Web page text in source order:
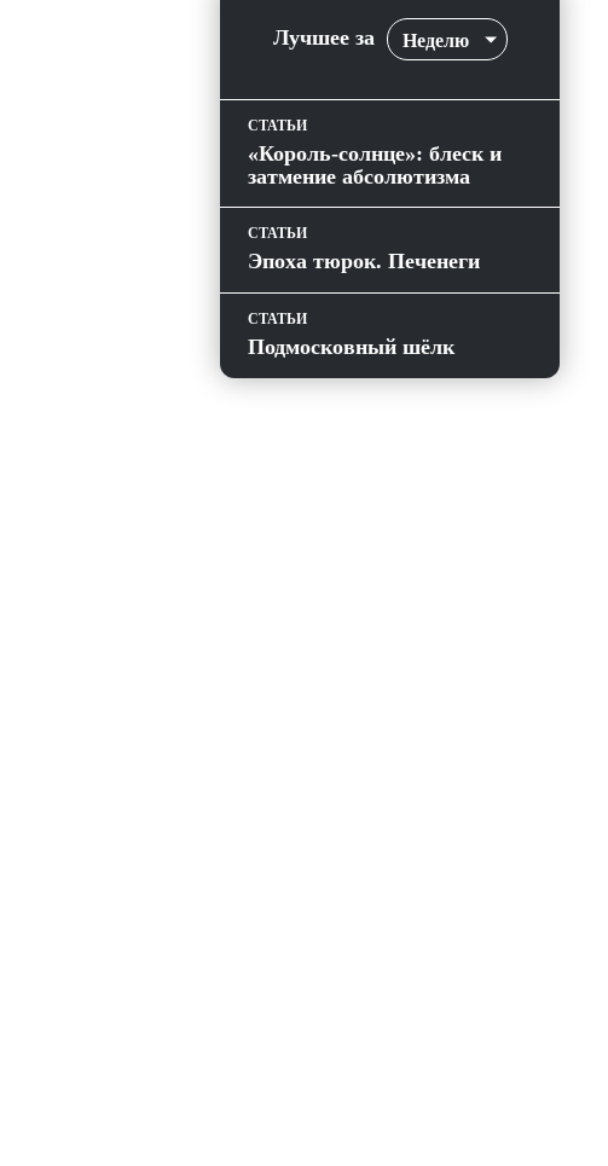
Лучшее за Неделю
СТАТЬИ
«Король-солнце»: блеск и
затмение абсолютизма
СТАТЬИ
Эпоха тюрок. Печенеги
СТАТЬИ
Подмосковный шёлк